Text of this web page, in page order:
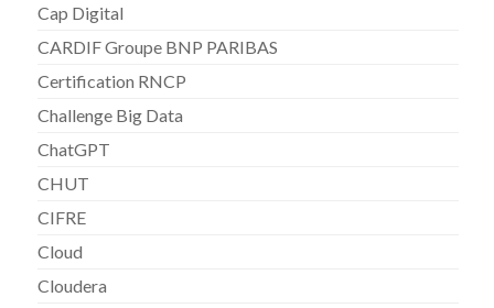
Cap Digital
CARDIF Groupe BNP PARIBAS
Certification RNCP
Challenge Big Data
ChatGPT
CHUT
CIFRE
Cloud
Cloudera